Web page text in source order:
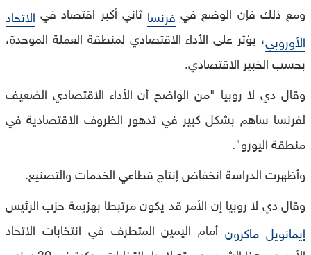
ومع ذلك فإن الوضع في فرنسا ثاني أكبر اقتصاد في الاتحاد
الأوروبي، يؤثر على الأداء الاقتصادي لمنطقة العملة الموحدة،
بحسب الخبير الاقتصادي.
وقال دي لا روبيا "من الواضح أن الأداء الاقتصادي الضعيف
لفرنسا ساهم بشكل كبير في تدهور الظروف الاقتصادية في
منطقة اليورو".
وأظهرت الدراسة انخفاض إنتاج قطاعي الخدمات والتصنيع.
وقال دي لا روبيا إن الأمر قد يكون مرتبطا بهزيمة حزب الرئيس
إيمانويل ماكرون أمام اليمين المتطرف في انتخابات الاتحاد